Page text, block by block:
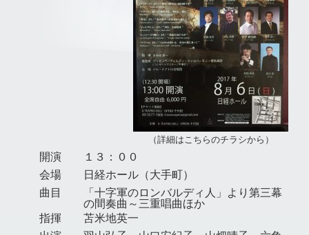
（詳細はこちらのチラシから）
開演
１３：００
会場
日経ホール（大手町）
曲目
「十字軍のロンバルディ人」より第三幕
の間奏曲～三重唱曲ほか
指揮
苫米地英一